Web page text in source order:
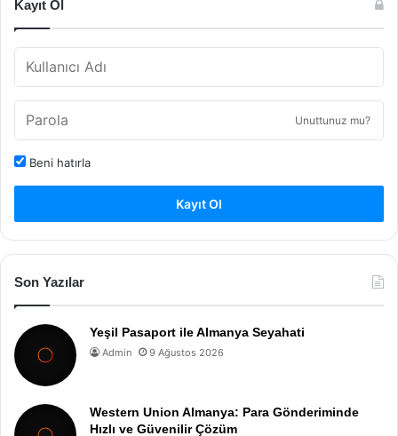
Kayıt Ol
Unuttunuz mu?
Beni hatırla
Kayıt Ol
Son Yazılar
Yeşil Pasaport ile Almanya Seyahati
Admin 9 Ağustos 2026
Western Union Almanya: Para Gönderiminde
Hızlı ve Güvenilir Çözüm